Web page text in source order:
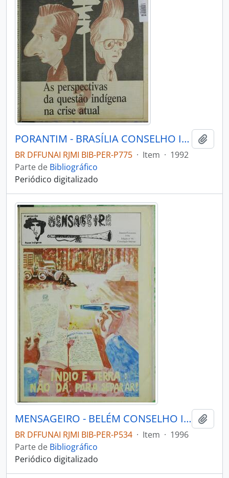
PORANTIM - BRASÍLIA CONSELHO INDIGENISTA MISSIONÁRIO - 1992 - Nº149
BR DFFUNAI RJMI BIB-PER-P775 · Item · 1992
Parte de Bibliográfico
Periódico digitalizado
MENSAGEIRO - BELÉM CONSELHO INDIGENISTA MISSIONÁRIO - 1996 - Nº96
BR DFFUNAI RJMI BIB-PER-P534 · Item · 1996
Parte de Bibliográfico
Periódico digitalizado